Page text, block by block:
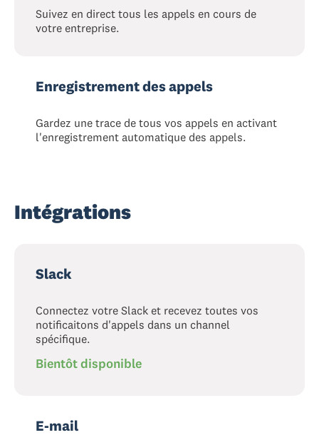
Suivez en direct tous les appels en cours de
votre entreprise.
Enregistrement des appels
Gardez une trace de tous vos appels en activant
l'enregistrement automatique des appels.
Intégrations
Slack
Connectez votre Slack et recevez toutes vos
notificaitons d'appels dans un channel
spécifique.
Bientôt disponible
E-mail